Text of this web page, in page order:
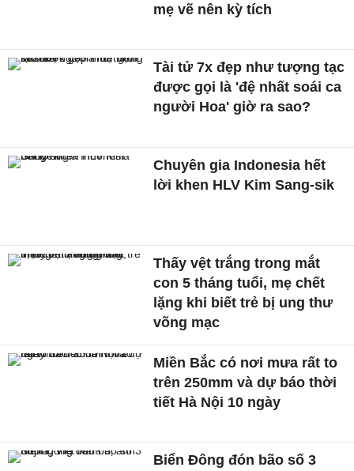
mẹ vẽ nên kỳ tích
Tài tử 7x đẹp như tượng tạc
được gọi là 'đệ nhất soái ca
người Hoa' giờ ra sao?
Chuyên gia Indonesia hết
lời khen HLV Kim Sang-sik
Thấy vệt trắng trong mắt
con 5 tháng tuổi, mẹ chết
lặng khi biết trẻ bị ung thư
võng mạc
Miền Bắc có nơi mưa rất to
trên 250mm và dự báo thời
tiết Hà Nội 10 ngày
Biển Đông đón bão số 3